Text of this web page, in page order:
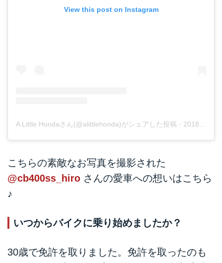
View this post on Instagram
A Little Hondaさん(@alittlehonda)がシェアした投稿 - 2018年12月月21日午前1時00分PST
こちらの素敵なお写真を撮影された
@cb400ss_hiro さんの愛車への想いはこちら
♪
いつからバイクに乗り始めましたか？
30歳で免許を取りました。免許を取ったのも